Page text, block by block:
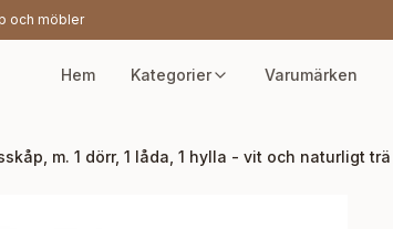
och möbler
Hem Kategorier Varumärken
m. 1 dörr, 1 låda, 1 hylla - vit och naturligt trä